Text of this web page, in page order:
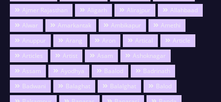
Ajmer Rajasthan
Aligarh Alirajpur
Allahbaad
Alwar
Amarkantak Ambikapur
Amethi
Anuppur
Arang Aron Artical
Article
Articles
Artist Asam
Ashoknagar
Assam
Ayodhya Baalod
Badrinath
Badwani
Balaghat Balalghat
Balod